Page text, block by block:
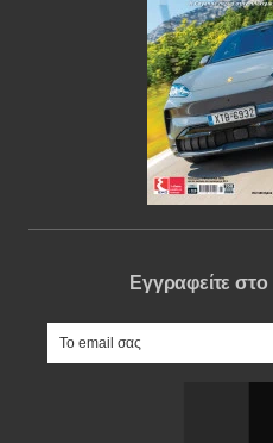
Εγγραφείτε
e-mail